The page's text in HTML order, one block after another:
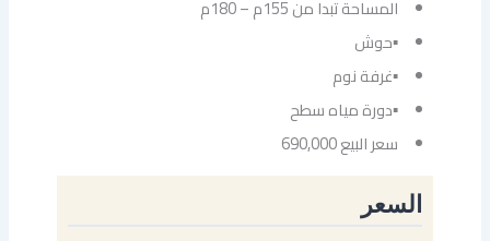
المساحة تبدا من 155م – 180م
▪حوش
▪غرفة نوم
▪دورة مياه سطح
سعر البيع 690,000
السعر